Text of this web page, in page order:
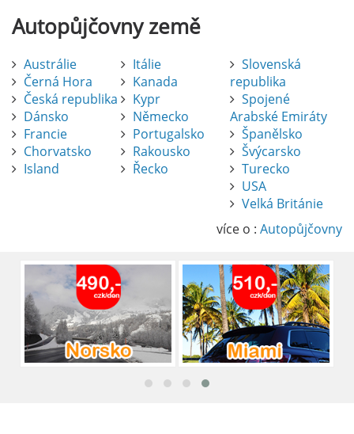
Autopůjčovnyzemě
Austrálie
Černá Hora
Česká republika
Dánsko
Francie
Chorvatsko
Island
Itálie
Kanada
Kypr
Německo
Portugalsko
Rakousko
Řecko
Slovenská
republika
Spojené
Arabské Emiráty
Španělsko
Švýcarsko
Turecko
USA
Velká Británie
více o : Autopůjčovny
Pronájem auta na letišti Alicante
Půjčení auta na letišti v Alicante je výborný
způsob, jak pohodlně objevovat město i jeho
brána do regionu Costa Blanca, se nachází
přibližně 9 km od centra Alicante.
číst :celý článek
Pronájem auta na letišti Lefkada: Kompletní
průvodce
Půjčení auta na letišti Lefkada je skvělý